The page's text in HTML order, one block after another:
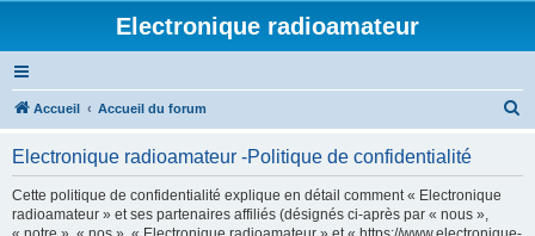
Electronique radioamateur
Accueil Accueil du forum
Electronique radioamateur -Politique de confidentialité
Cette politique de confidentialité explique en détail comment « Electronique
radioamateur » et ses partenaires affiliés (désignés ci-après par « nous »,